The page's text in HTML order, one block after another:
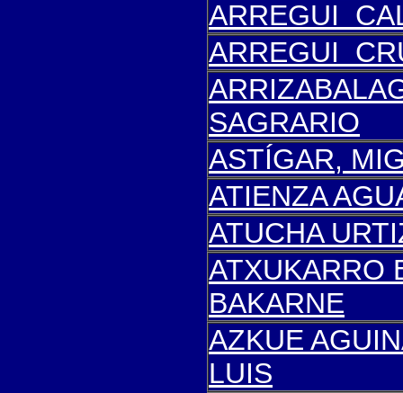
ARREGUI
ARREGUI
SAGRARIO
ASTÍGAR,
ATIENZA
ATUCHA
ATXUKARRO
BAKARNE
AZKUE
LUIS